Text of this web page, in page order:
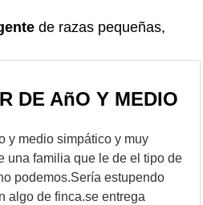
de razas pequeñas,
DE AñO Y MEDIO
y medio simpático y muy
una familia que le de el tipo de
podemos.Sería estupendo
algo de finca.se entrega